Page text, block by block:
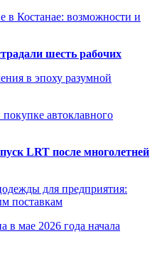
в Костанае: возможности и
шесть рабочих
в эпоху разумной
автоклавного
LRT после многолетней
для предприятия:
поставкам
в мае 2026 года начала